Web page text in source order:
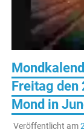
Freitag den
Mond in
Veröffentlicht am